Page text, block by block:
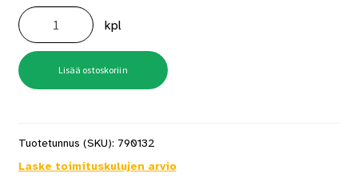
Montolit
Masterpiuma
93P3
laattaleikkuri
määrä
kpl
Lisää ostoskoriin
Tuotetunnus (SKU): 790132
Laske toimituskulujen arvio